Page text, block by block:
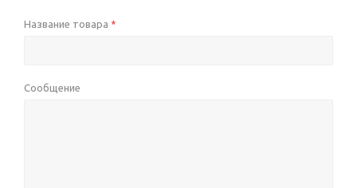
Название товара *
Сообщение